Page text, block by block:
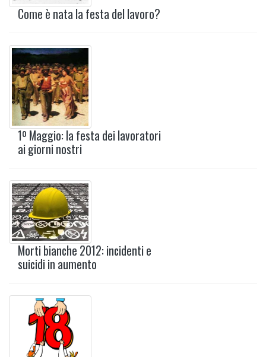
Come è nata la festa del lavoro?
1º Maggio: la festa dei lavoratori
ai giorni nostri
Morti bianche 2012: incidenti e
suicidi in aumento